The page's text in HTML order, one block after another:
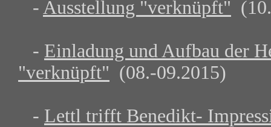
- Ausstellung "verknüpft"
- Einladung und Aufbau der
"verknüpft" (08.-09.2015)
- Lettl trifft Benedikt-